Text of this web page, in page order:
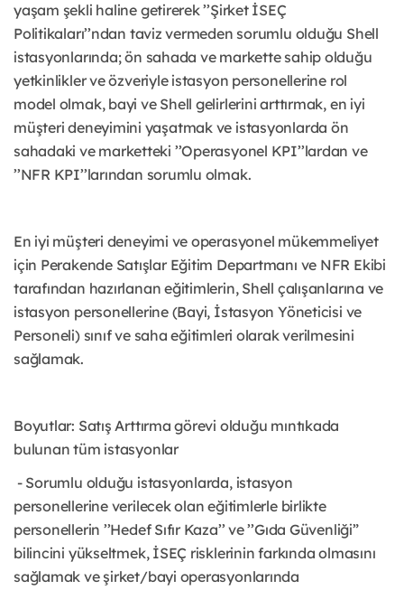
yaşam şekli haline getirerek ’’Şirket İSEÇ
Politikaları’’ndan taviz vermeden sorumlu olduğu Shell
istasyonlarında; ön sahada ve markette sahip olduğu
yetkinlikler ve özveriyle istasyon personellerine rol
model olmak, bayi ve Shell gelirlerini arttırmak, en iyi
müşteri deneyimini yaşatmak ve istasyonlarda ön
sahadaki ve marketteki ’’Operasyonel KPI’’lardan ve
’’NFR KPI’’larından sorumlu olmak.
En iyi müşteri deneyimi ve operasyonel mükemmeliyet
için Perakende Satışlar Eğitim Departmanı ve NFR Ekibi
tarafından hazırlanan eğitimlerin, Shell çalışanlarına ve
istasyon personellerine (Bayi, İstasyon Yöneticisi ve
Personeli) sınıf ve saha eğitimleri olarak verilmesini
sağlamak.
Boyutlar: Satış Arttırma görevi olduğu mıntıkada
bulunan tüm istasyonlar
- Sorumlu olduğu istasyonlarda, istasyon
personellerine verilecek olan eğitimlerle birlikte
personellerin ’’Hedef Sıfır Kaza’’ ve ’’Gıda Güvenliği”
bilincini yükseltmek, İSEÇ risklerinin farkında olmasını
sağlamak ve şirket/bayi operasyonlarında